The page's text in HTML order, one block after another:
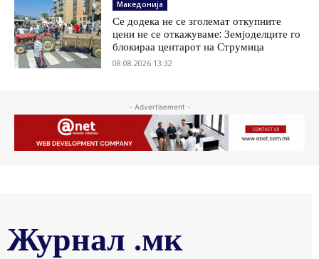
Македонија
Се додека не се зголемат откупните
цени не се откажуваме: Земјоделците го
блокираа центарот на Струмица
08.08.2026 13:32
- Advertisement -
Журнал .мк